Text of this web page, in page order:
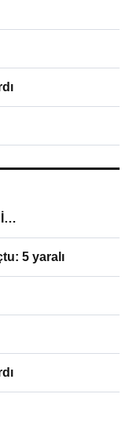
5 yaralı